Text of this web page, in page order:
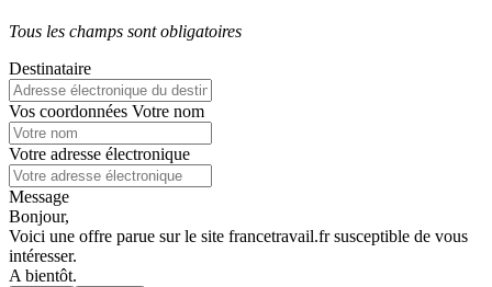
Tous les champs sont obligatoires
Destinataire
Vos coordonnées Votre nom
Votre adresse électronique
Message
Bonjour,
Voici une offre parue sur le site francetravail.fr susceptible de vous
intéresser.
A bientôt.